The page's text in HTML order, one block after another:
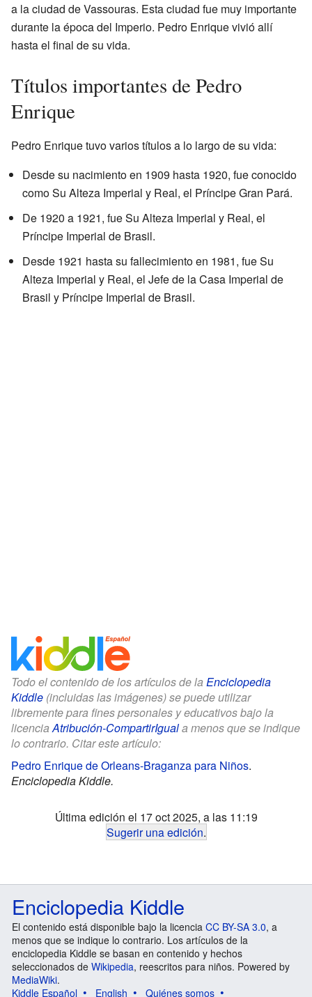
a la ciudad de Vassouras. Esta ciudad fue muy importante
durante la época del Imperio. Pedro Enrique vivió allí
hasta el final de su vida.
Títulos importantes de Pedro
Enrique
Pedro Enrique tuvo varios títulos a lo largo de su vida:
Desde su nacimiento en 1909 hasta 1920, fue conocido
como Su Alteza Imperial y Real, el Príncipe Gran Pará.
De 1920 a 1921, fue Su Alteza Imperial y Real, el
Príncipe Imperial de Brasil.
Desde 1921 hasta su fallecimiento en 1981, fue Su
Alteza Imperial y Real, el Jefe de la Casa Imperial de
Brasil y Príncipe Imperial de Brasil.
Todo el contenido de los artículos de la Enciclopedia
Kiddle (incluidas las imágenes) se puede utilizar
libremente para fines personales y educativos bajo la
licenciaAtribución-CompartirIguala menos que se indique
lo contrario. Citar este artículo:
Pedro Enrique de Orleans-Braganza para Niños.
Enciclopedia Kiddle.
Última edición el 17 oct 2025, a las 11:19
Sugerir una edición.
Enciclopedia Kiddle
El contenido está disponible bajo la licencia CC BY-SA 3.0, a
menos que se indique lo contrario. Los artículos de la
enciclopedia Kiddle se basan en contenido y hechos
seleccionados de Wikipedia, reescritos para niños. Powered by
MediaWiki.
Kiddle Español
English Quiénes somos